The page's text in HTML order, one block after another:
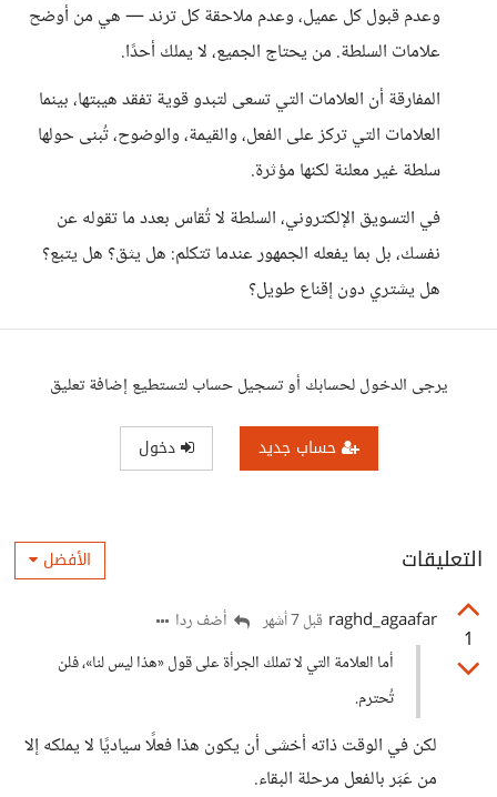
وعدم قبول كل عميل، وعدم ملاحقة كل ترند — هي من أوضح
علامات السلطة. من يحتاج الجميع، لا يملك أحدًا.
المفارقة أن العلامات التي تسعى لتبدو قوية تفقد هيبتها، بينما
العلامات التي تركز على الفعل، والقيمة، والوضوح، تُبنى حولها
سلطة غير معلنة لكنها مؤثرة.
في التسويق الإلكتروني، السلطة لا تُقاس بعدد ما تقوله عن
نفسك، بل بما يفعله الجمهور عندما تتكلم: هل يثق؟ هل يتبع؟
هل يشتري دون إقناع طويل؟
يرجى الدخول لحسابك أو تسجيل حساب لتستطيع إضافة تعليق
حساب جديد دخول
التعليقات الأفضل
1
raghd_agaafar قبل 7 أشهر
أضف ردا
أما العلامة التي لا تملك الجرأة على قول «هذا ليس لنا»، فلن
تُحترم.
لكن في الوقت ذاته أخشى أن يكون هذا فعلًا سياديًا لا يملكه إلا
من عَبَر بالفعل مرحلة البقاء.